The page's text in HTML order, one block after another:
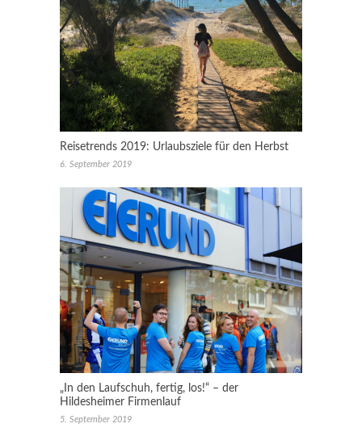
Reisetrends 2019: Urlaubsziele für den Herbst
6. September 2019
„In den Laufschuh, fertig, los!“ – der
Hildesheimer Firmenlauf
5. September 2019